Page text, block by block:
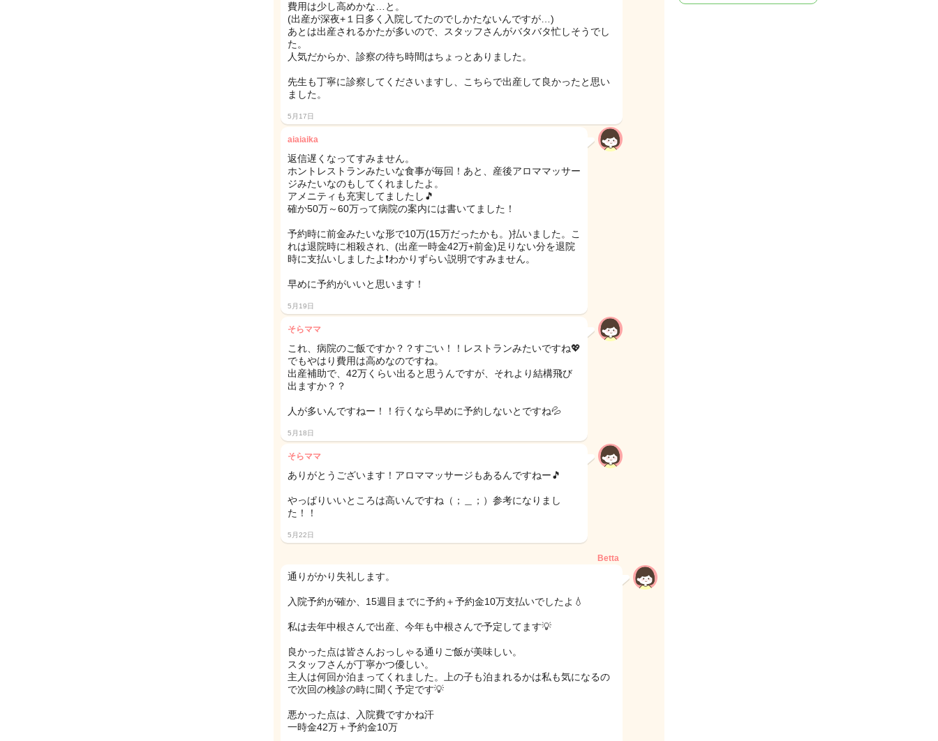
費用は少し高めかな…と。
(出産が深夜+１日多く入院してたのでしかたないんですが…)
あとは出産されるかたが多いので、スタッフさんがバタバタ忙しそうでし
た。
人気だからか、診察の待ち時間はちょっとありました。
先生も丁寧に診察してくださいますし、こちらで出産して良かったと思い
ました。
5月17日
aiaiaika
返信遅くなってすみません。
ホントレストランみたいな食事が毎回！あと、産後アロママッサー
ジみたいなのもしてくれましたよ。
アメニティも充実してましたし🎵
確か50万～60万って病院の案内には書いてました！
予約時に前金みたいな形で10万(15万だったかも。)払いました。こ
れは退院時に相殺され、(出産一時金42万+前金)足りない分を退院
時に支払いしましたよ❗わかりずらい説明ですみません。
早めに予約がいいと思います！
5月19日
そらママ
これ、病院のご飯ですか？？すごい！！レストランみたいですね💖
でもやはり費用は高めなのですね。
出産補助で、42万くらい出ると思うんですが、それより結構飛び
出ますか？？
人が多いんですねー！！行くなら早めに予約しないとですね💦
5月18日
そらママ
ありがとうございます！アロママッサージもあるんですねー🎵
やっぱりいいところは高いんですね（；＿；）参考になりまし
た！！
5月22日
Betta
通りがかり失礼します。
入院予約が確か、15週目までに予約＋予約金10万支払いでしたよ💧
私は去年中根さんで出産、今年も中根さんで予定してます💡
良かった点は皆さんおっしゃる通りご飯が美味しい。
スタッフさんが丁寧かつ優しい。
主人は何回か泊まってくれました。上の子も泊まれるかは私も気になるの
で次回の検診の時に聞く予定です💡
悪かった点は、入院費ですかね汗
一時金42万＋予約金10万